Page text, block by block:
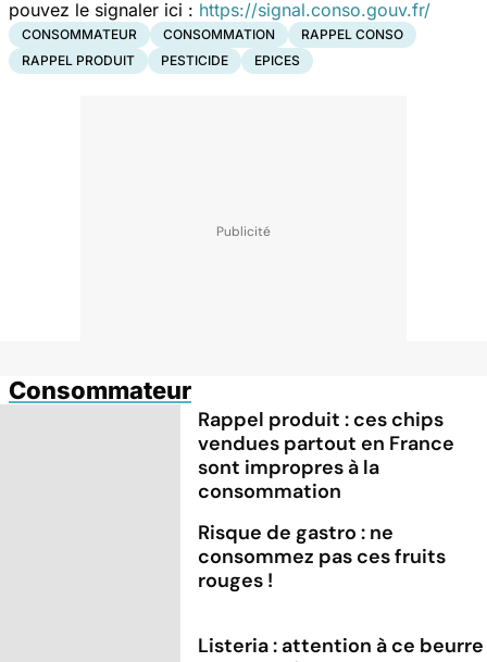
pouvez le signaler ici : https://signal.conso.gouv.fr/
CONSOMMATEUR CONSOMMATION
RAPPEL CONSO
RAPPEL PRODUIT
PESTICIDE EPICES
Consommateur
Rappel produit : ces chips
vendues partout en France
sont impropres à la
consommation
Risque de gastro : ne
consommez pas ces fruits
rouges !
Listeria : attention à ce beurre